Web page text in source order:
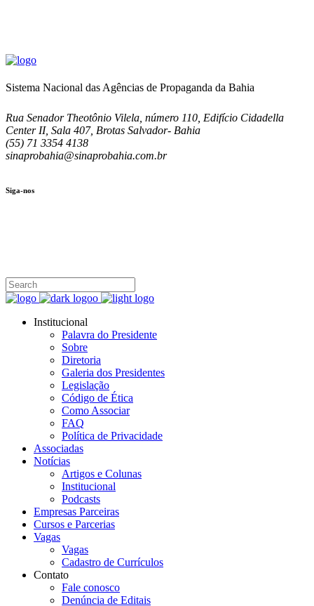
Sistema Nacional das Agências de Propaganda da Bahia
Rua Senador Theotônio Vilela, número 110, Edifício Cidadella
Center II, Sala 407, Brotas Salvador- Bahia
(55) 71 3354 4138
sinaprobahia@sinaprobahia.com.br
Siga-nos
Institucional
Palavra do Presidente
Sobre
Diretoria
Galeria dos Presidentes
Legislação
Código de Ética
Como Associar
FAQ
Política de Privacidade
Associadas
Notícias
Artigos e Colunas
Institucional
Podcasts
Empresas Parceiras
Cursos e Parcerias
Vagas
Vagas
Cadastro de Currículos
Contato
Fale conosco
Denúncia de Editais